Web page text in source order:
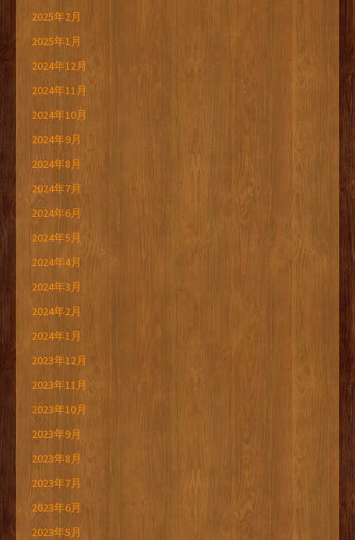
2025年2月
2025年1月
2024年12月
2024年11月
2024年10月
2024年9月
2024年8月
2024年7月
2024年6月
2024年5月
2024年4月
2024年3月
2024年2月
2024年1月
2023年12月
2023年11月
2023年10月
2023年9月
2023年8月
2023年7月
2023年6月
2023年5月